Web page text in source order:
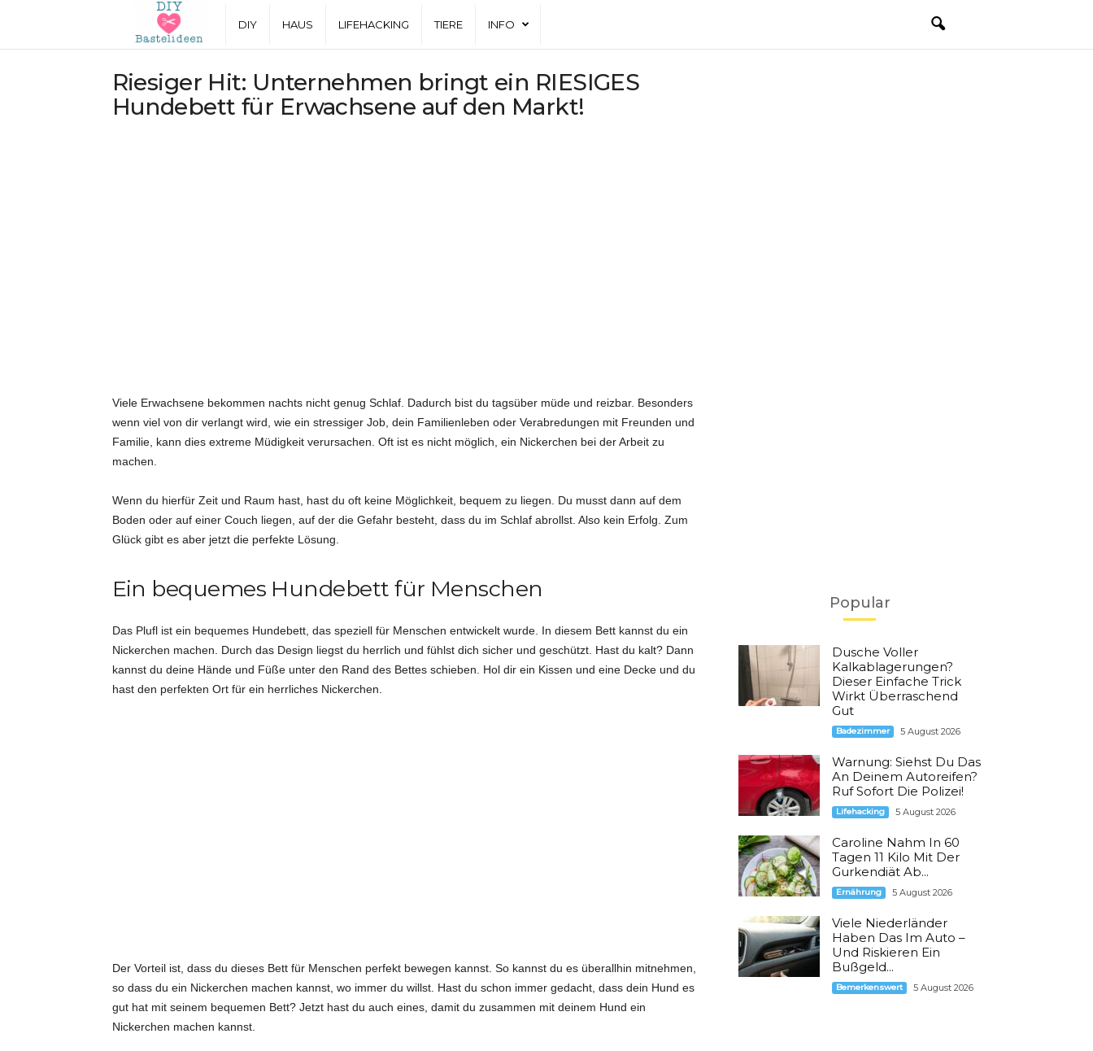
Y
d
e
DIY HAUS LIFEHACKING TIERE INFO
Riesiger Hit: Unternehmen bringt ein RIESIGES
Hundebett für Erwachsene auf den Markt!
Viele Erwachsene bekommen nachts nicht genug Schlaf. Dadurch bist du tagsüber müde und reizbar. Besonders
wenn viel von dir verlangt wird, wie ein stressiger Job, dein Familienleben oder Verabredungen mit Freunden und
Familie, kann dies extreme Müdigkeit verursachen. Oft ist es nicht möglich, ein Nickerchen bei der Arbeit zu
machen.
Wenn du hierfür Zeit und Raum hast, hast du oft keine Möglichkeit, bequem zu liegen. Du musst dann auf dem
Boden oder auf einer Couch liegen, auf der die Gefahr besteht, dass du im Schlaf abrollst. Also kein Erfolg. Zum
Glück gibt es aber jetzt die perfekte Lösung.
Ein bequemes Hundebett für Menschen
Das Plufl ist ein bequemes Hundebett, das speziell für Menschen entwickelt wurde. In diesem Bett kannst du ein
Nickerchen machen. Durch das Design liegst du herrlich und fühlst dich sicher und geschützt. Hast du kalt? Dann
kannst du deine Hände und Füße unter den Rand des Bettes schieben. Hol dir ein Kissen und eine Decke und du
hast den perfekten Ort für ein herrliches Nickerchen.
Der Vorteil ist, dass du dieses Bett für Menschen perfekt bewegen kannst. So kannst du es überallhin mitnehmen,
so dass du ein Nickerchen machen kannst, wo immer du willst. Hast du schon immer gedacht, dass dein Hund es
gut hat mit seinem bequemen Bett? Jetzt hast du auch eines, damit du zusammen mit deinem Hund ein
Nickerchen machen kannst.
Popular
Dusche Voller
Kalkablagerungen?
Dieser Einfache Trick
Wirkt Überraschend
Gut
Badezimmer 5 August 2026
Warnung: Siehst Du Das
An Deinem Autoreifen?
Ruf Sofort Die Polizei!
Lifehacking 5 August 2026
Caroline Nahm In 60
Tagen 11 Kilo Mit Der
Gurkendiät Ab...
Ernährung 5 August 2026
Viele Niederländer
Haben Das Im Auto –
Und Riskieren Ein
Bußgeld...
Bemerkenswert 5 August 2026